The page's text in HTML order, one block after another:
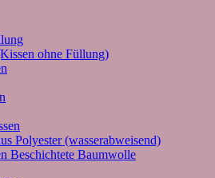
ohne Füllung)
Polyester (wasserabweisend)
Beschichtete Baumwolle